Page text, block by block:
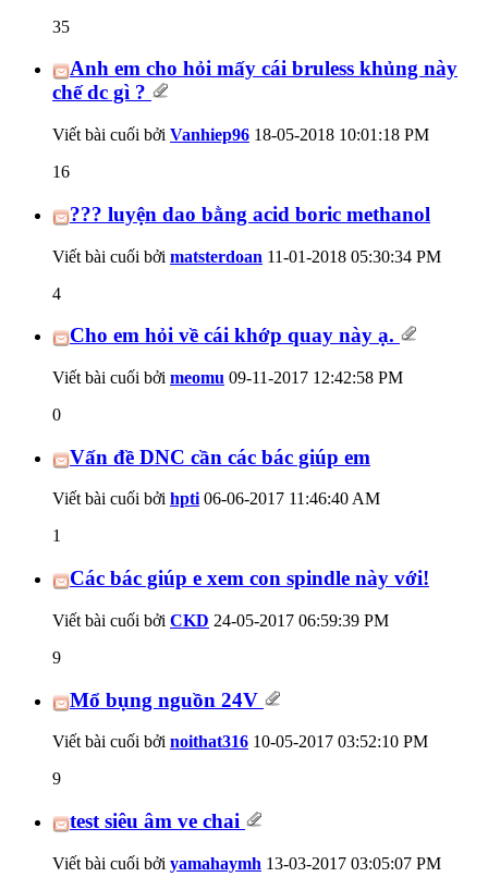
35
Anh em cho hỏi mấy cái bruless khủng này
chế dc gì ?
Viết bài cuối bởi Vanhiep96 18-05-2018 10:01:18 PM
16
??? luyện dao bằng acid boric methanol
Viết bài cuối bởi matsterdoan 11-01-2018 05:30:34 PM
4
Cho em hỏi về cái khớp quay này ạ.
Viết bài cuối bởi meomu 09-11-2017 12:42:58 PM
0
Vấn đề DNC cần các bác giúp em
Viết bài cuối bởi hpti06-06-2017 11:46:40 AM
1
Các bác giúp e xem con spindle này với!
Viết bài cuối bởi CKD 24-05-2017 06:59:39 PM
9
Mổ bụng nguồn 24V
Viết bài cuối bởi noithat316 10-05-2017 03:52:10 PM
9
test siêu âm ve chai
Viết bài cuối bởi yamahaymh 13-03-2017 03:05:07 PM